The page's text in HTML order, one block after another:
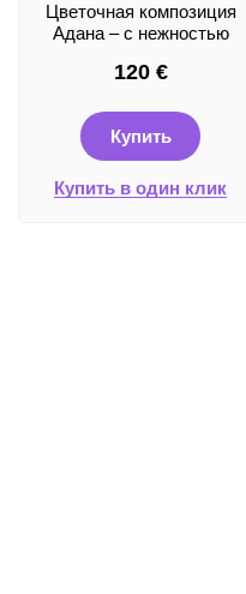
Цветочная композиция
Адана – с нежностью
120 €
Купить
Купить в один клик